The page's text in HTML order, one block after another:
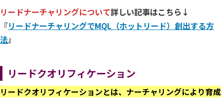
リードナーチャリングについて詳しい記事はこちら↓
『リードナーチャリングでMQL（ホットリード）創出する方
法』
リードクオリフィケーション
リードクオリフィケーションとは、ナーチャリングにより育成